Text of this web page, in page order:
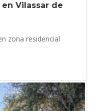
Vilassar de
zona residencial